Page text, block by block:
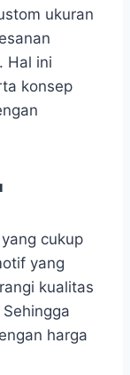
ukuran
Hal ini
konsep
cukup
yang
kualitas
harga